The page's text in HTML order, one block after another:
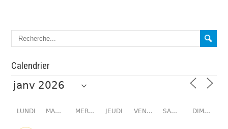
Calendrier
LUNDI MARDI MERCREDI JEUDI VENDREDI SAMEDI DIMANCHE